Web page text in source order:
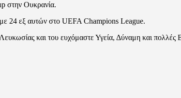
στην Ουκρανία.
24 εξ αυτών στο UEFA Champions League.
και του ευχόμαστε Υγεία, Δύναμη και πολλές